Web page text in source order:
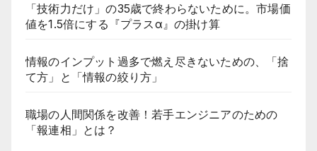
「技術力だけ」の35歳で終わらないために。市場価
値を1.5倍にする『プラスα』の掛け算
情報のインプット過多で燃え尽きないための、「捨
て方」と「情報の絞り方」
職場の人間関係を改善！若手エンジニアのための
「報連相」とは？